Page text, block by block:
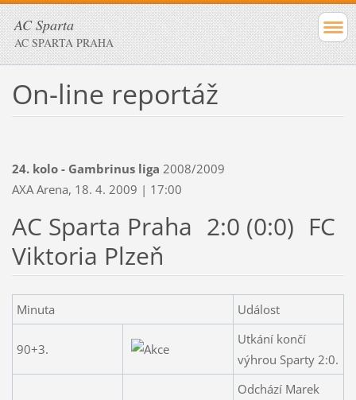
AC Sparta
AC SPARTA PRAHA
On-line reportáž
24. kolo - Gambrinus liga 2008/2009
AXA Arena, 18. 4. 2009 | 17:00
AC Sparta Praha 2:0 (0:0) FC
Viktoria Plzeň
Minuta Událost
90+3.
Utkání končí
výhrou Sparty 2:0.
Odchází Marek